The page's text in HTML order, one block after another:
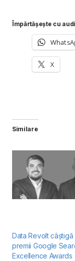
Împărtășește cu
X
Similare
Data Revolt câștigă
premii Google
Excellence Awards